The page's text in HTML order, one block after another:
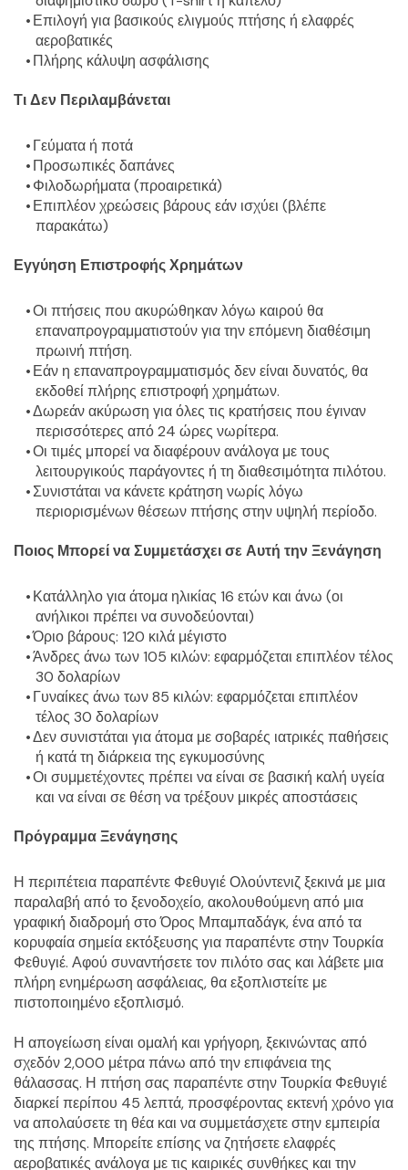
Επιλογή για βασικούς ελιγμούς πτήσης ή ελαφρές
αεροβατικές
Πλήρης κάλυψη ασφάλισης
Τι Δεν Περιλαμβάνεται
Γεύματα ή ποτά
Προσωπικές δαπάνες
Φιλοδωρήματα (προαιρετικά)
Επιπλέον χρεώσεις βάρους εάν ισχύει (βλέπε
παρακάτω)
Εγγύηση Επιστροφής Χρημάτων
Οι πτήσεις που ακυρώθηκαν λόγω καιρού θα
επαναπρογραμματιστούν για την επόμενη διαθέσιμη
πρωινή πτήση.
Εάν η επαναπρογραμματισμός δεν είναι δυνατός, θα
εκδοθεί πλήρης επιστροφή χρημάτων.
Δωρεάν ακύρωση για όλες τις κρατήσεις που έγιναν
περισσότερες από 24 ώρες νωρίτερα.
Οι τιμές μπορεί να διαφέρουν ανάλογα με τους
λειτουργικούς παράγοντες ή τη διαθεσιμότητα πιλότου.
Συνιστάται να κάνετε κράτηση νωρίς λόγω
περιορισμένων θέσεων πτήσης στην υψηλή περίοδο.
Ποιος Μπορεί να Συμμετάσχει σε Αυτή την Ξενάγηση
Κατάλληλο για άτομα ηλικίας 16 ετών και άνω (οι
ανήλικοι πρέπει να συνοδεύονται)
Όριο βάρους: 120 κιλά μέγιστο
Άνδρες άνω των 105 κιλών: εφαρμόζεται επιπλέον τέλος
30 δολαρίων
Γυναίκες άνω των 85 κιλών: εφαρμόζεται επιπλέον
τέλος 30 δολαρίων
Δεν συνιστάται για άτομα με σοβαρές ιατρικές παθήσεις
ή κατά τη διάρκεια της εγκυμοσύνης
Οι συμμετέχοντες πρέπει να είναι σε βασική καλή υγεία
και να είναι σε θέση να τρέξουν μικρές αποστάσεις
Πρόγραμμα Ξενάγησης
Η περιπέτεια παραπέντε Φεθυγιέ Ολούντενιζ ξεκινά με μια
παραλαβή από το ξενοδοχείο, ακολουθούμενη από μια
γραφική διαδρομή στο Όρος Μπαμπαδάγκ, ένα από τα
κορυφαία σημεία εκτόξευσης για παραπέντε στην Τουρκία
Φεθυγιέ. Αφού συναντήσετε τον πιλότο σας και λάβετε μια
πλήρη ενημέρωση ασφάλειας, θα εξοπλιστείτε με
πιστοποιημένο εξοπλισμό.
Η απογείωση είναι ομαλή και γρήγορη, ξεκινώντας από
σχεδόν 2,000 μέτρα πάνω από την επιφάνεια της
θάλασσας. Η πτήση σας παραπέντε στην Τουρκία Φεθυγιέ
διαρκεί περίπου 45 λεπτά, προσφέροντας εκτενή χρόνο για
να απολαύσετε τη θέα και να συμμετάσχετε στην εμπειρία
της πτήσης. Μπορείτε επίσης να ζητήσετε ελαφρές
αεροβατικές ανάλογα με τις καιρικές συνθήκες και την